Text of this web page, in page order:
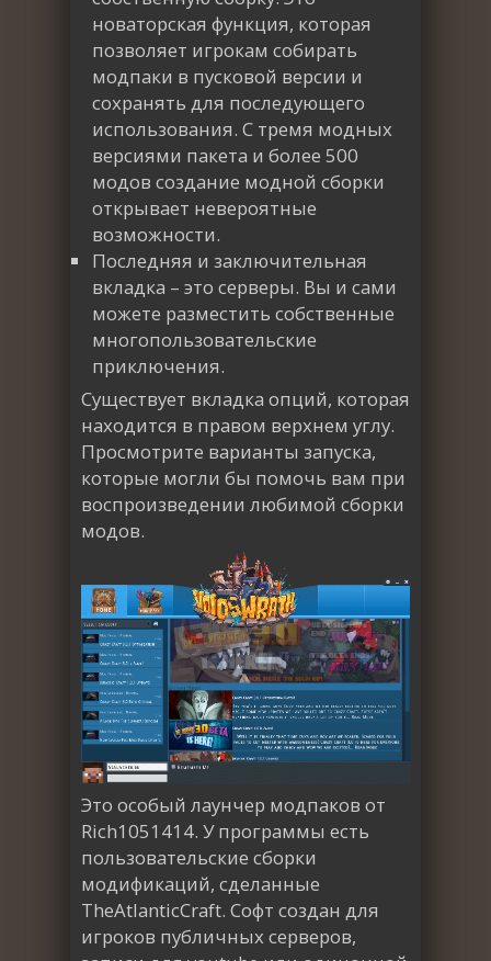
новаторская функция, которая
позволяет игрокам собирать
модпаки в пусковой версии и
сохранять для последующего
использования. С тремя модных
версиями пакета и более 500
модов создание модной сборки
открывает невероятные
возможности.
Последняя и заключительная
вкладка – это серверы. Вы и сами
можете разместить собственные
многопользовательские
приключения.
Существует вкладка опций, которая
находится в правом верхнем углу.
Просмотрите варианты запуска,
которые могли бы помочь вам при
воспроизведении любимой сборки
модов.
Это особый лаунчер модпаков от
Rich1051414. У программы есть
пользовательские сборки
модификаций, сделанные
TheAtlanticCraft. Софт создан для
игроков публичных серверов,